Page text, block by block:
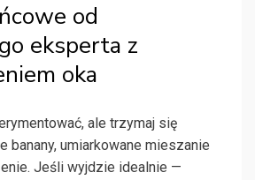
od
eksperta z
oka
ale trzymaj się
banany, umiarkowane mieszanie
Jeśli wyjdzie idealnie —